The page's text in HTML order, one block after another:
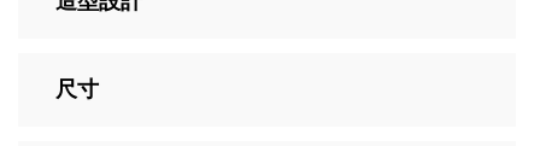
尺寸